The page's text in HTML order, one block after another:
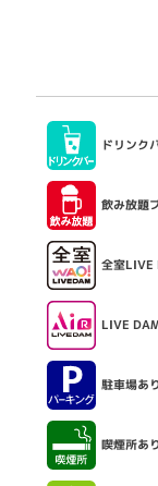
ドリンク
飲み放題
全室LIVE
LIVE
駐車場あ
喫煙所あ